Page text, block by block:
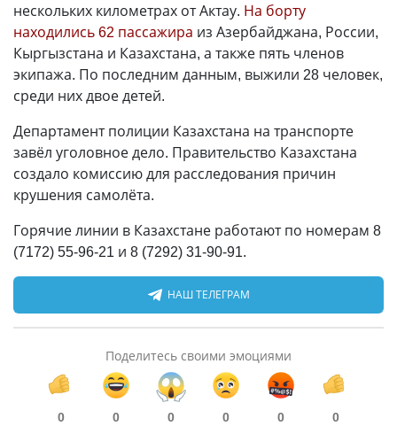
нескольких километрах от Актау. На борту
находились 62 пассажира из Азербайджана, России,
Кыргызстана и Казахстана, а также пять членов
экипажа. По последним данным, выжили 28 человек,
среди них двое детей.
Департамент полиции Казахстана на транспорте
завёл уголовное дело. Правительство Казахстана
создало комиссию для расследования причин
крушения самолёта.
Горячие линии в Казахстане работают по номерам 8
(7172) 55-96-21 и 8 (7292) 31-90-91.
НАШ ТЕЛЕГРАМ
Поделитесь своими эмоциями
0 0 0 0 0 0